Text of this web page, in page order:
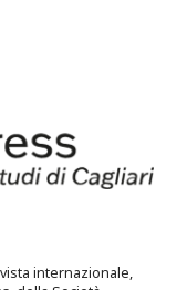
internazionale,